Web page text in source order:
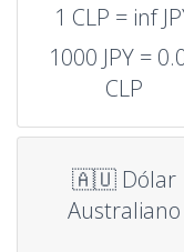
1 CLP = inf
1000 JPY =
CLP
🇦🇺 Dólar
Australiano